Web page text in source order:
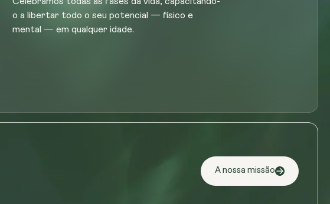
o a libertar todo o seu potencial — físico e
mental — em qualquer idade.
A nossa missão